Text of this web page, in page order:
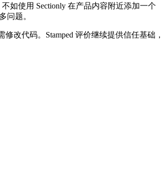
如使用 Sectionly 在产品内容附近添加一个
问题。
改代码。Stamped 评价继续提供信任基础，